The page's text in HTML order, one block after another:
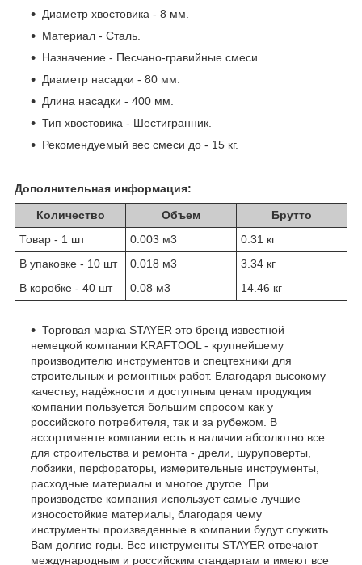
Диаметр хвостовика - 8 мм.
Материал - Сталь.
Назначение - Песчано-гравийные смеси.
Диаметр насадки - 80 мм.
Длина насадки - 400 мм.
Тип хвостовика - Шестигранник.
Рекомендуемый вес смеси до - 15 кг.
Дополнительная информация:
Количество Объем
Брутто
Товар - 1 шт
0.003 м3
0.31 кг
В упаковке - 10 шт
0.018 м3
3.34 кг
В коробке - 40 шт
0.08 м3 14.46 кг
Торговая марка STAYER это бренд известной
немецкой компании KRAFTOOL - крупнейшему
производителю инструментов и спецтехники для
строительных и ремонтных работ. Благодаря высокому
качеству, надёжности и доступным ценам продукция
компании пользуется большим спросом как у
российского потребителя, так и за рубежом. В
ассортименте компании есть в наличии абсолютно все
для строительства и ремонта - дрели, шуруповерты,
лобзики, перфораторы, измерительные инструменты,
расходные материалы и многое другое. При
производстве компания использует самые лучшие
износостойкие материалы, благодаря чему
инструменты произведенные в компании будут служить
Вам долгие годы. Все инструменты STAYER отвечают
международным и российским стандартам и имеют все